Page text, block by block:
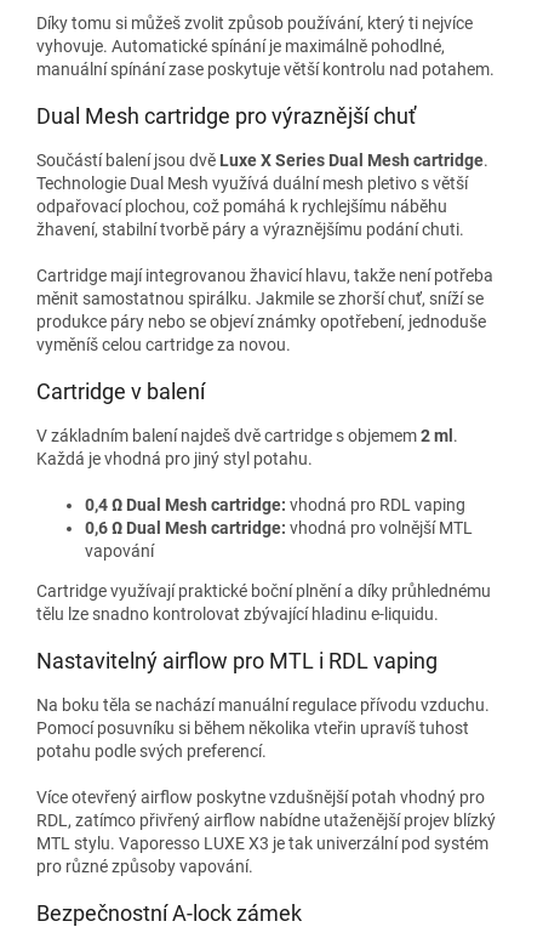
Díky tomu si můžeš zvolit způsob používání, který ti nejvíce
vyhovuje. Automatické spínání je maximálně pohodlné,
manuální spínání zase poskytuje větší kontrolu nad potahem.
Dual Mesh cartridge pro výraznější chuť
Součástí balení jsou dvě Luxe X Series Dual Mesh cartridge.
Technologie Dual Mesh využívá duální mesh pletivo s větší
odpařovací plochou, což pomáhá k rychlejšímu náběhu
žhavení, stabilní tvorbě páry a výraznějšímu podání chuti.
Cartridge mají integrovanou žhavicí hlavu, takže není potřeba
měnit samostatnou spirálku. Jakmile se zhorší chuť, sníží se
produkce páry nebo se objeví známky opotřebení, jednoduše
vyměníš celou cartridge za novou.
Cartridge v balení
V základním balení najdeš dvě cartridge s objemem2 ml .
Každá je vhodná pro jiný styl potahu.
0,4 Ω Dual Mesh cartridge: vhodná pro RDL vaping
0,6 Ω Dual Mesh cartridge: vhodná pro volnější MTL
vapování
Cartridge využívají praktické boční plnění a díky průhlednému
tělu lze snadno kontrolovat zbývající hladinu e-liquidu.
Nastavitelný airflow pro MTL i RDL vaping
Na boku těla se nachází manuální regulace přívodu vzduchu.
Pomocí posuvníku si během několika vteřin upravíš tuhost
potahu podle svých preferencí.
Více otevřený airflow poskytne vzdušnější potah vhodný pro
RDL, zatímco přivřený airflow nabídne utaženější projev blízký
MTL stylu. Vaporesso LUXE X3 je tak univerzální pod systém
pro různé způsoby vapování.
Bezpečnostní A-lock zámek